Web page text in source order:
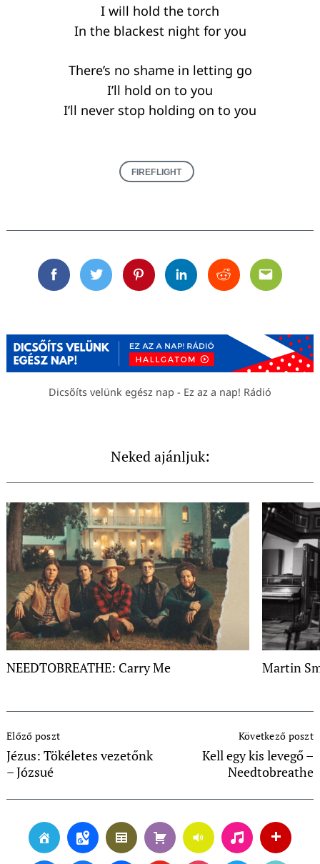
I will hold the torch
In the blackest night for you
There’s no shame in letting go
I’ll hold on to you
I’ll never stop holding on to you
FIREFLIGHT
FacebookTwitterPinterestLinkedinRedditEmail
Dicsőíts velünk egész nap - Ez az a nap! Rádió
Neked ajánljuk:
NEEDTOBREATHE: Carry Me Martin
Navigation
Előző poszt
Jézus: Tökéletes vezetőnk
– Józsué
Következő poszt
Kell egy kis levegő –
Needtobreathe